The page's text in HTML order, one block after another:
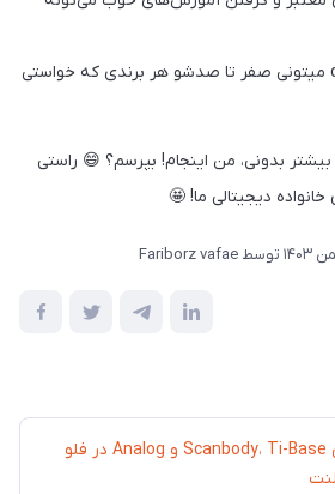
توی سایت digidentx.com میتونی صفر تا صدشو هر برندی که خواستی
بدونی، من اینجام! بپرسم؟ 😄 راستی
دیجیتالی ما! 🤩
توسط Fariborz vafae
اهمیت تطابق Scanbody، Ti-Base و Analog در فلو